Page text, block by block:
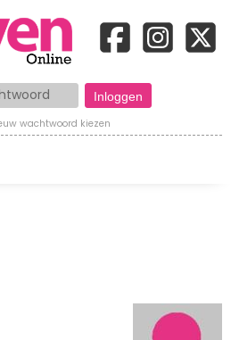
wachtwoord kiezen